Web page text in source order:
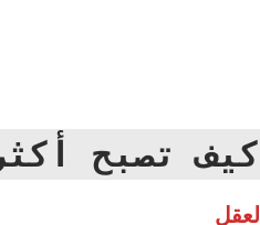
كيف تصبح
العقل